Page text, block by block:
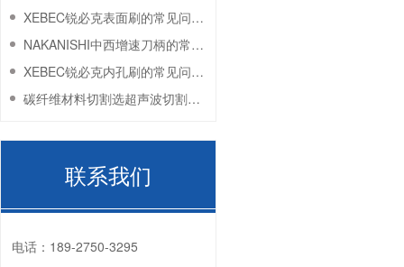
XEBEC锐必克表面刷的常见问题-百舜精密
NAKANISHI中西增速刀柄的常见问题-百舜精密
XEBEC锐必克内孔刷的常见问题-百舜精密
碳纤维材料切割选超声波切割刀ZO-91-百舜精密
联系我们
电话： 189-2750-3295